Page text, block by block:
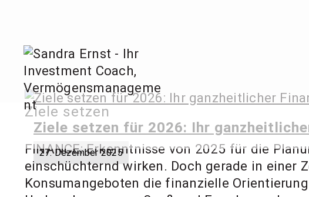
springen
Sandra
Ziele setzen
Ziele setzen für 2026: Ihr
27. Dezember 2025
FINANCE: Erkenntnisse von 2025 für die
einschüchternd wirken. Doch gerade in einer
Konsumangeboten die finanzielle